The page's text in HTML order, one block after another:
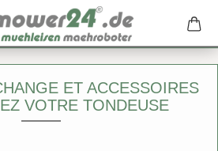
ET ACCESSOIRES
VOTRE TONDEUSE